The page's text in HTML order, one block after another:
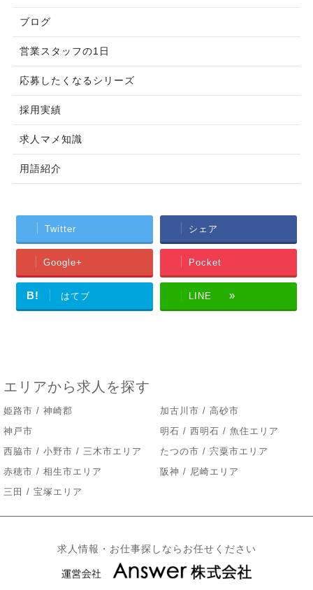
ブログ
営業スタッフの1日
応募したくなるシリーズ
採用実績
求人マメ知識
用語紹介
Twitter シェア
Google+ Pocket
B! はてブ LINE
エリアから求人を探す
姫路市 / 神崎郡
加古川市 / 高砂市
神戸市
明石 / 西明石 / 魚住エリア
西脇市 / 小野市 / 三木市エリア
たつの市 / 宍粟市エリア
赤穂市 / 相生市エリア
阪神 / 尼崎エリア
三田 / 宝塚エリア
求人情報・お仕事探しならお任せください